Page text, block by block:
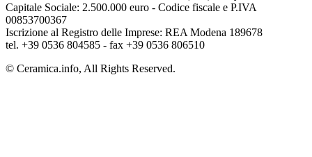
Capitale Sociale: 2.500.000 euro - Codice fiscale e P.IVA
00853700367
Iscrizione al Registro delle Imprese: REA Modena 189678
tel. +39 0536 804585 - fax +39 0536 806510
© Ceramica.info, All Rights Reserved.